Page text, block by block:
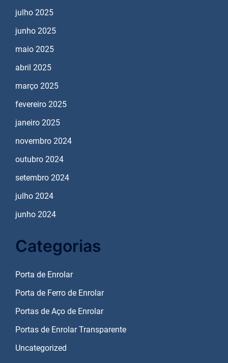
julho 2025
junho 2025
maio 2025
abril 2025
março 2025
fevereiro 2025
janeiro 2025
novembro 2024
outubro 2024
setembro 2024
julho 2024
junho 2024
Categorias
Porta de Enrolar
Porta de Ferro de Enrolar
Portas de Aço de Enrolar
Portas de Enrolar Transparente
Uncategorized